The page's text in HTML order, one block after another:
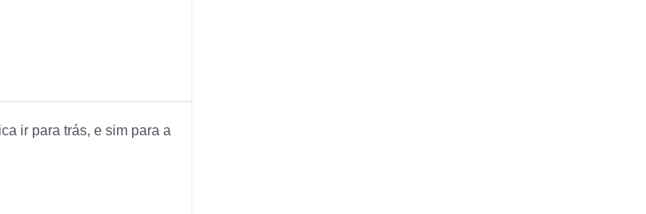
ir para trás, e sim para a